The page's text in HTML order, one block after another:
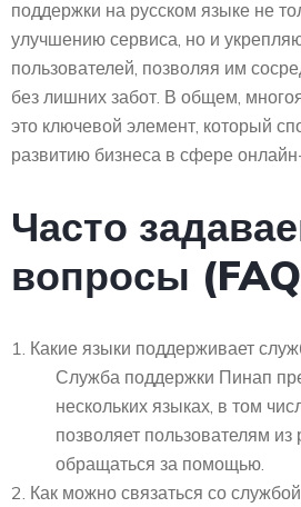
поддержки на русском языке не
улучшению сервиса, но и
пользователей, позволяя им
без лишних забот. В общем,
это ключевой элемент, который
развитию бизнеса в сфере
Часто
вопросы
1. Какие языки поддерживает
Служба поддержки Пинап
нескольких языках, в том
позволяет пользователям
обращаться за помощью.
2. Как можно связаться со